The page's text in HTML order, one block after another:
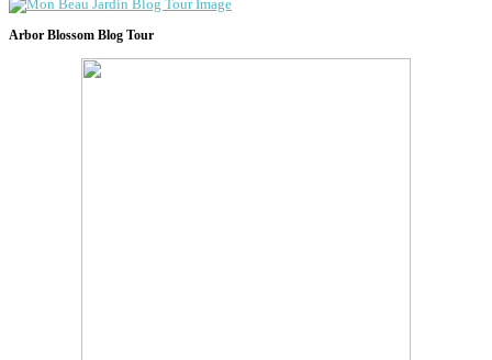
Arbor Blossom Blog Tour